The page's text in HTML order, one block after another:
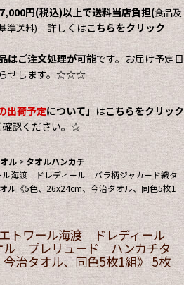
7,000円(税込)以上で送料当店負担(食品及
準送料)詳しくはこちらをクリック
はご注文処理が可能です。お届け予定日
せします。☆☆☆
出荷予定について」はこちらをクリック
確認ください。☆
ル >タオルハンカチ
ル海渡 ドレディール バラ柄ジャカード織タ
《5色、26x24cm、今治タオル、同色5枚1
エトワール海渡 ドレディール
ル プレリュード ハンカチタ
治タオル、同色5枚1組》 5枚